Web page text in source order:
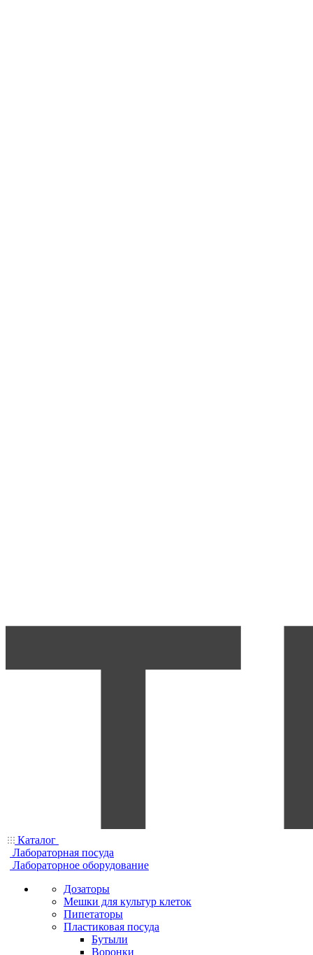
Каталог
Лабораторная посуда
Лабораторное оборудование
Дозаторы
Мешки для культур клеток
Пипетаторы
Пластиковая посуда
Бутыли
Воронки